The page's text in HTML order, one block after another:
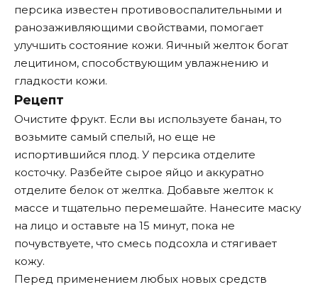
персика известен противовоспалительными и
ранозаживляющими свойствами, помогает
улучшить состояние кожи. Яичный желток богат
лецитином, способствующим увлажнению и
гладкости кожи.
Рецепт
Очистите фрукт. Если вы используете банан, то
возьмите самый спелый, но еще не
испортившийся плод. У персика отделите
косточку. Разбейте сырое яйцо и аккуратно
отделите белок от желтка. Добавьте желток к
массе и тщательно перемешайте. Нанесите маску
на лицо и оставьте на 15 минут, пока не
почувствуете, что смесь подсохла и стягивает
кожу.
Перед применением любых новых средств